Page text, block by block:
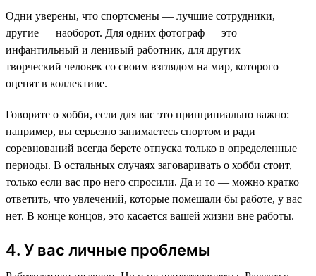
Одни уверены, что спортсмены — лучшие сотрудники,
другие — наоборот. Для одних фотограф — это
инфантильный и ленивый работник, для других —
творческий человек со своим взглядом на мир, которого
оценят в коллективе.
Говорите о хобби, если для вас это принципиально важно:
например, вы серьезно занимаетесь спортом и ради
соревнований всегда берете отпуска только в определенные
периоды. В остальных случаях заговаривать о хобби стоит,
только если вас про него спросили. Да и то — можно кратко
ответить, что увлечений, которые помешали бы работе, у вас
нет. В конце концов, это касается вашей жизни вне работы.
4. У вас личные проблемы